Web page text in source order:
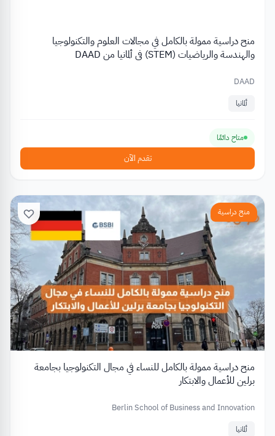
منح دراسية ممولة بالكامل في مجالات العلوم والتكنولوجيا
والهندسة والرياضيات (STEM) في ألمانيا من DAAD
DAAD
ألمانيا
متاح دائمًا
تقدم الآن
منح دراسية
منح دراسية ممولة بالكامل للنساء في مجال التكنولوجيا بجامعة
برلين للأعمال والابتكار
Berlin School of Business and Innovation
ألمانيا